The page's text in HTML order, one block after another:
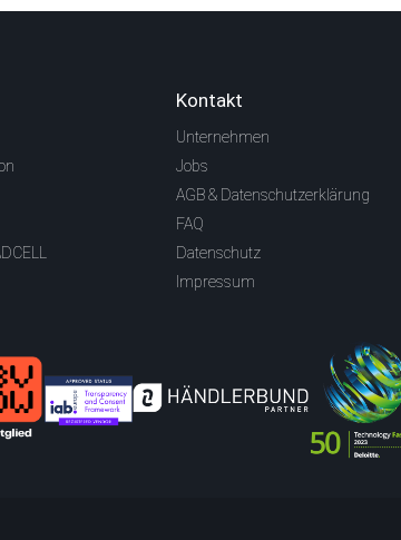
Kontakt
Unternehmen
Jobs
AGB & Datenschutzerklärung
FAQ
Datenschutz
Impressum